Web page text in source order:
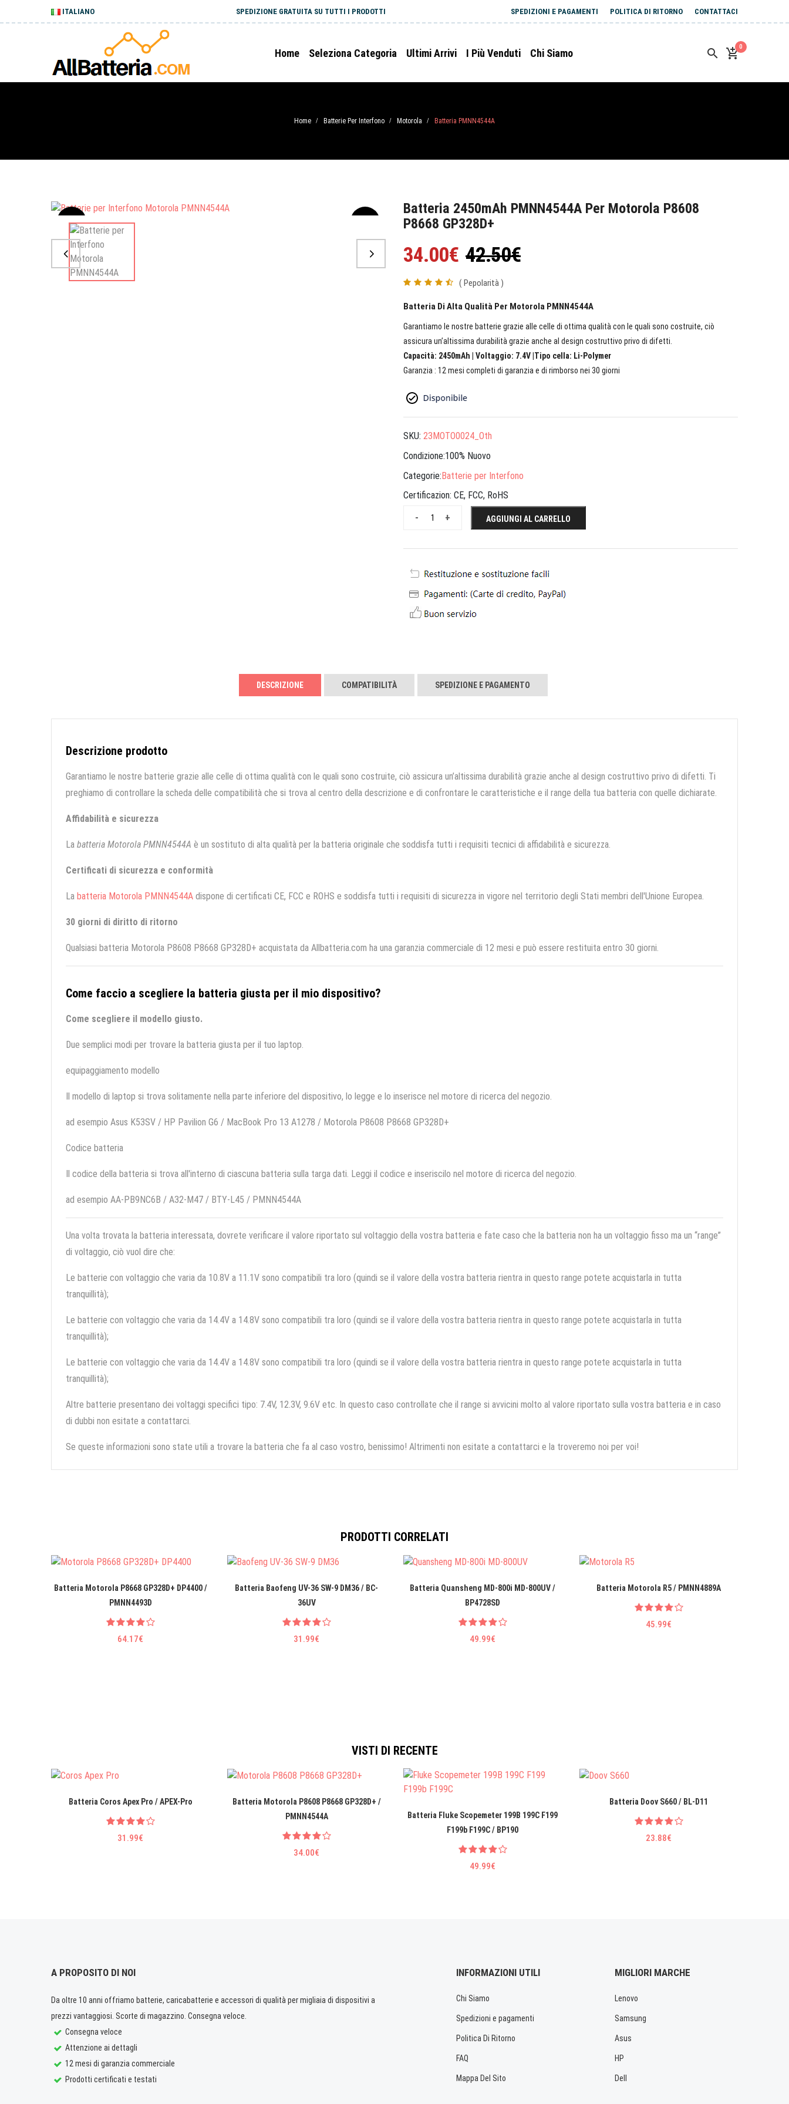
ITALIANO SPEDIZIONE GRATUITA SU TUTTI I PRODOTTI SPEDIZIONI E PAGAMENTI POLITICA DI RITORNO CONTATTACI
Home Seleziona Categoria Ultimi Arrivi I Più Venduti Chi Siamo
0
Home / Batterie Per Interfono / Motorola / Batteria PMNN4544A
Sale
Batteria 2450mAh PMNN4544A Per Motorola P8608
P8668 GP328D+
34.00€ 42.50€
( Pepolarità )
Batteria Di Alta Qualità Per Motorola PMNN4544A
Garantiamo le nostre batterie grazie alle celle di ottima qualità con le quali sono costruite, ciò
assicura un’altissima durabilità grazie anche al design costruttivo privo di difetti.
Capacità: 2450mAh | Voltaggio: 7.4V |Tipo cella: Li-Polymer
Garanzia : 12 mesi completi di garanzia e di rimborso nei 30 giorni
SKU: 23MOTO0024_Oth
Condizione:100% Nuovo
Categorie:Batterie per Interfono
Certificazion: CE, FCC, RoHS
+
- AGGIUNGI AL CARRELLO
DESCRIZIONE COMPATIBILITÀ SPEDIZIONE E PAGAMENTO
Descrizione prodotto
Garantiamo le nostre batterie grazie alle celle di ottima qualità con le quali sono costruite, ciò assicura un’altissima durabilità grazie anche al design costruttivo privo di difetti. Ti
preghiamo di controllare la scheda delle compatibilità che si trova al centro della descrizione e di confrontare le caratteristiche e il range della tua batteria con quelle dichiarate.
Affidabilità e sicurezza
La batteria Motorola PMNN4544A è un sostituto di alta qualità per la batteria originale che soddisfa tutti i requisiti tecnici di affidabilità e sicurezza.
Certificati di sicurezza e conformità
La batteria Motorola PMNN4544A dispone di certificati CE, FCC e ROHS e soddisfa tutti i requisiti di sicurezza in vigore nel territorio degli Stati membri dell'Unione Europea.
30 giorni di diritto di ritorno
Qualsiasi batteria Motorola P8608 P8668 GP328D+ acquistata da Allbatteria.com ha una garanzia commerciale di 12 mesi e può essere restituita entro 30 giorni.
Come faccio a scegliere la batteria giusta per il mio dispositivo?
Come scegliere il modello giusto.
Due semplici modi per trovare la batteria giusta per il tuo laptop.
equipaggiamento modello
Il modello di laptop si trova solitamente nella parte inferiore del dispositivo, lo legge e lo inserisce nel motore di ricerca del negozio.
ad esempio Asus K53SV / HP Pavilion G6 / MacBook Pro 13 A1278 / Motorola P8608 P8668 GP328D+
Codice batteria
Il codice della batteria si trova all'interno di ciascuna batteria sulla targa dati. Leggi il codice e inseriscilo nel motore di ricerca del negozio.
ad esempio AA-PB9NC6B / A32-M47 / BTY-L45 / PMNN4544A
Una volta trovata la batteria interessata, dovrete verificare il valore riportato sul voltaggio della vostra batteria e fate caso che la batteria non ha un voltaggio fisso ma un “range”
di voltaggio, ciò vuol dire che:
Le batterie con voltaggio che varia da 10.8V a 11.1V sono compatibili tra loro (quindi se il valore della vostra batteria rientra in questo range potete acquistarla in tutta
tranquillità);
Le batterie con voltaggio che varia da 14.4V a 14.8V sono compatibili tra loro (quindi se il valore della vostra batteria rientra in questo range potete acquistarla in tutta
tranquillità);
Le batterie con voltaggio che varia da 14.4V a 14.8V sono compatibili tra loro (quindi se il valore della vostra batteria rientra in questo range potete acquistarla in tutta
tranquillità);
Altre batterie presentano dei voltaggi specifici tipo: 7.4V, 12.3V, 9.6V etc. In questo caso controllate che il range si avvicini molto al valore riportato sulla vostra batteria e in caso
di dubbi non esitate a contattarci.
Se queste informazioni sono state utili a trovare la batteria che fa al caso vostro, benissimo! Altrimenti non esitate a contattarci e la troveremo noi per voi!
PRODOTTI CORRELATI
Batteria Motorola P8668 GP328D+ DP4400 /
PMNN4493D
64.17€
Batteria Baofeng UV-36 SW-9 DM36 / BC-
36UV
31.99€
Batteria Quansheng MD-800i MD-800UV /
BP4728SD
49.99€
Batteria Motorola R5 / PMNN4889A
45.99€
VISTI DI RECENTE
Batteria Coros Apex Pro / APEX-Pro
31.99€
Batteria Motorola P8608 P8668 GP328D+ /
PMNN4544A
34.00€
Batteria Fluke Scopemeter 199B 199C F199
F199b F199C / BP190
49.99€
Batteria Doov S660 / BL-D11
23.88€
A PROPOSITO DI NOI
Da oltre 10 anni offriamo batterie, caricabatterie e accessori di qualità per migliaia di dispositivi a
prezzi vantaggiosi. Scorte di magazzino. Consegna veloce.
Consegna veloce
Attenzione ai dettagli
12 mesi di garanzia commerciale
Prodotti certificati e testati
INFORMAZIONI UTILI
Chi Siamo
Spedizioni e pagamenti
Politica Di Ritorno
FAQ
Mappa Del Sito
MIGLIORI MARCHE
Lenovo
Samsung
Asus
HP
Dell